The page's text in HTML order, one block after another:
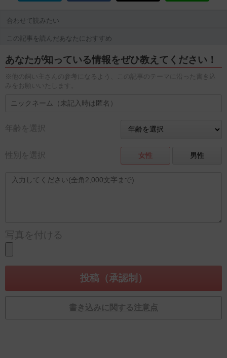
合わせて読みたい
この記事を読んだあなたにおすすめ
あなたが知っている情報をぜひ教えてください！
※他の飼い主さんの参考になるよう、この記事のテーマに沿った書き込
みをお願いいたします。
年齢を選択
性別を選択 女性 男性
写真を付ける
書き込みに関する注意点